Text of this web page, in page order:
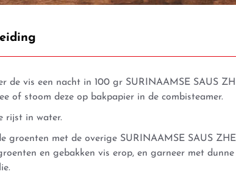
de vis een nacht in 100 gr SURINAAMSE SAUS
of stoom deze op bakpapier in de combisteamer.
rijst in water.
groenten met de overige SURINAAMSE SAUS
en gebakken vis erop, en garneer met